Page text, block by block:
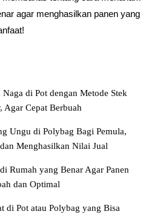
agar menghasilkan panen yang
di Pot dengan Metode Stek
Agar Cepat Berbuah
Ungu di Polybag Bagi Pemula,
Menghasilkan Nilai Jual
Rumah yang Benar Agar Panen
dan Optimal
di Pot atau Polybag yang Bisa